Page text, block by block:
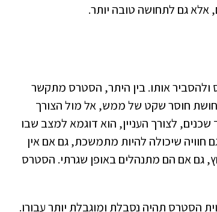
אלא גם לתחושה טובה יותר.
אותו. בין היתר, הסטרס מתקשר
חוסר שקט של ממש, אל מול הצורך
לצורך העניין, הוא דוגמא למצב שבו
שיכולה להיות מתמשכת, גם אם אין
גם אם הם מתנהלים באופן שגרתי. הסטרס
הסטרס תהיה נסבלת ומוגבלת יותר עבורו.